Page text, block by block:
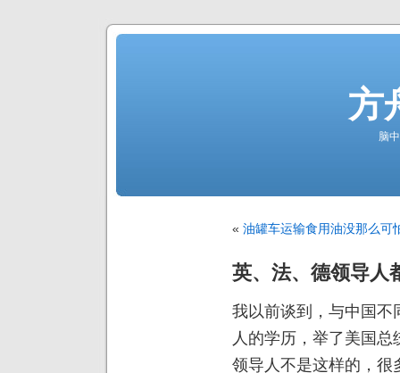
方
脑
« 油罐车运输食用油没那么可
英、法、德领导人
我以前谈到，与中国不
人的学历，举了美国
领导人不是这样的，很